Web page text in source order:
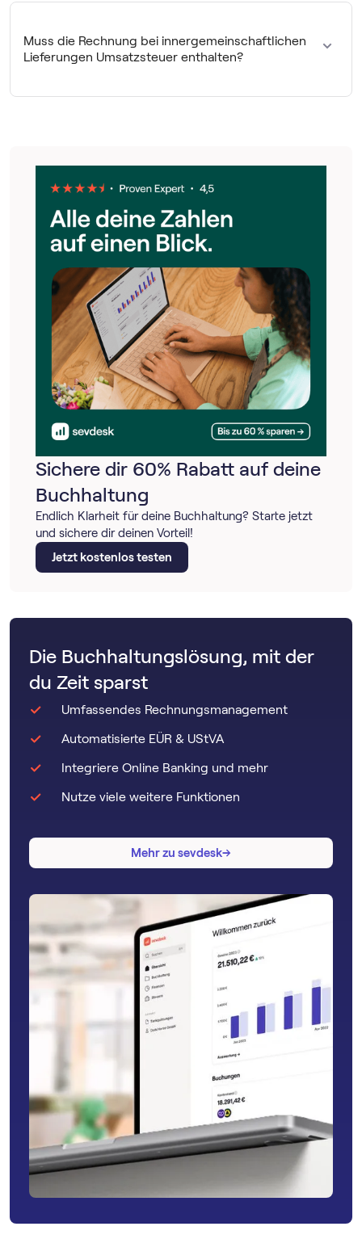
Sichere dir 60% Rabatt auf deine
Buchhaltung
Endlich Klarheit für deine Buchhaltung? Starte jetzt
und sichere dir deinen Vorteil!
Jetzt kostenlos testen
Ausland) oder steuerbefreite Leistungen (z. B. ärztliche
Leistungen) handelt. Die Rechnung muss jedoch den
Muss die Rechnung bei innergemeinschaftlichen
Lieferungen Umsatzsteuer enthalten?
Bei einer innergemeinschaftlichen Lieferung (also
Umsatzsteuer aus, es sei denn, du bist Kleinunternehmer.
Die Buchhaltungslösung, mit der
du Zeit sparst
Umfassendes Rechnungsmanagement
Automatisierte EÜR & UStVA
Integriere Online Banking und mehr
Nutze viele weitere Funktionen
Mehr zu sevdesk→
→